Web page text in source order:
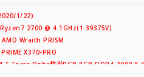
1/22)
2700 @ 4.1GHz(1.39375V)
AMD Wraith PRISM
PRIME X370-PRO
T-Force Delta炫光RGB 8GB DDR4-3000 X 4